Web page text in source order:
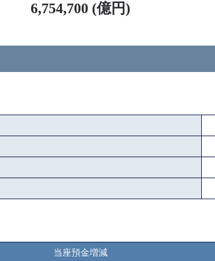
6,754,700 (億円)
当座預金増減